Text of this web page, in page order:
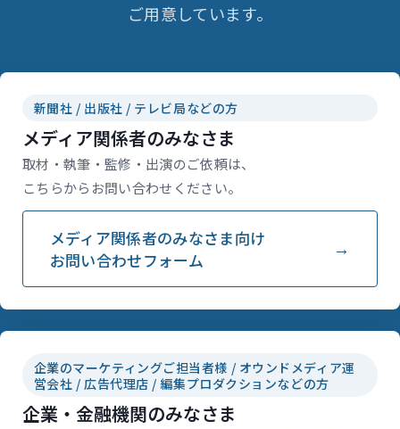
ご用意しています。
新聞社 / 出版社 / テレビ局などの方
メディア関係者のみなさま
取材・執筆・監修・出演のご依頼は、
こちらからお問い合わせください。
メディア関係者のみなさま向け
お問い合わせフォーム
企業のマーケティングご担当者様 / オウンドメディア運
営会社 / 広告代理店 / 編集プロダクションなどの方
企業・金融機関のみなさま